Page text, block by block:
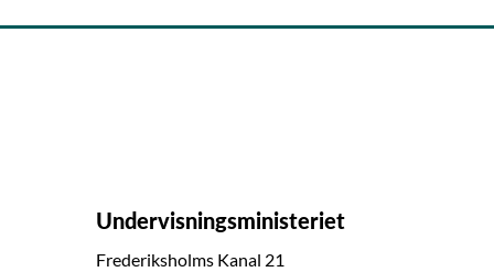
Undervisningsministeriet
Frederiksholms Kanal 21